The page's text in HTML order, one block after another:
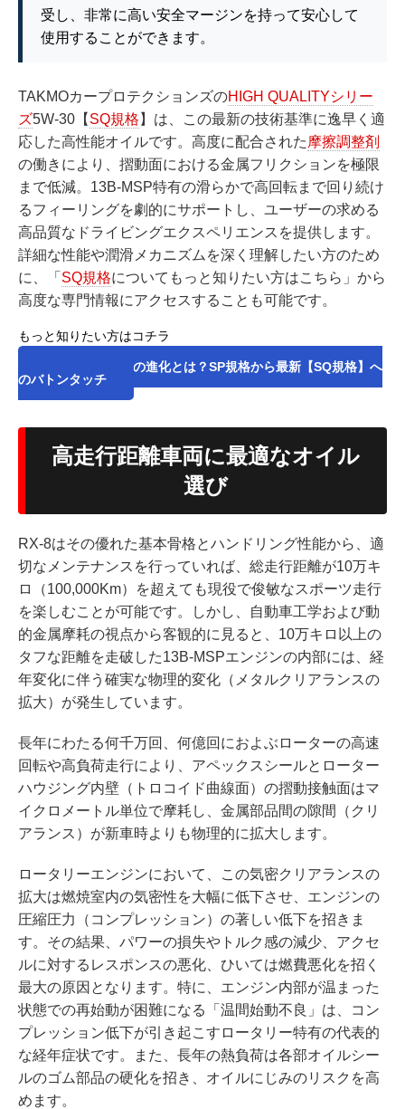
受し、非常に高い安全マージンを持って安心して
使用することができます。
TAKMOカープロテクションズのHIGH QUALITYシリー
ズ5W-30【 SQ規格 】は、この最新の技術基準に逸早く適
応した高性能オイルです。高度に配合された 摩擦調整剤
の働きにより、摺動面における金属フリクションを極限
まで低減。13B-MSP特有の滑らかで高回転まで回り続け
るフィーリングを劇的にサポートし、ユーザーの求める
高品質なドライビングエクスペリエンスを提供します。
詳細な性能や潤滑メカニズムを深く理解したい方のため
に、「 SQ規格についてもっと知りたい方はこちら」から
高度な専門情報にアクセスすることも可能です。
もっと知りたい方はコチラ
2026年API規格の進化とは？SP規格から最新【SQ規格】へ
のバトンタッチ
高走行距離車両に最適なオイル
選び
RX-8はその優れた基本骨格とハンドリング性能から、適
切なメンテナンスを行っていれば、総走行距離が10万キ
ロ（100,000Km）を超えても現役で俊敏なスポーツ走行
を楽しむことが可能です。しかし、自動車工学および動
的金属摩耗の視点から客観的に見ると、10万キロ以上の
タフな距離を走破した13B-MSPエンジンの内部には、経
年変化に伴う確実な物理的変化（メタルクリアランスの
拡大）が発生しています。
長年にわたる何千万回、何億回におよぶローターの高速
回転や高負荷走行により、アペックスシールとローター
ハウジング内壁（トロコイド曲線面）の摺動接触面はマ
イクロメートル単位で摩耗し、金属部品間の隙間（クリ
アランス）が新車時よりも物理的に拡大します。
ロータリーエンジンにおいて、この気密クリアランスの
拡大は燃焼室内の気密性を大幅に低下させ、エンジンの
圧縮圧力（コンプレッション）の著しい低下を招きま
す。その結果、パワーの損失やトルク感の減少、アクセ
ルに対するレスポンスの悪化、ひいては燃費悪化を招く
最大の原因となります。特に、エンジン内部が温まった
状態での再始動が困難になる「温間始動不良」は、コン
プレッション低下が引き起こすロータリー特有の代表的
な経年症状です。また、長年の熱負荷は各部オイルシー
ルのゴム部品の硬化を招き、オイルにじみのリスクを高
めます。